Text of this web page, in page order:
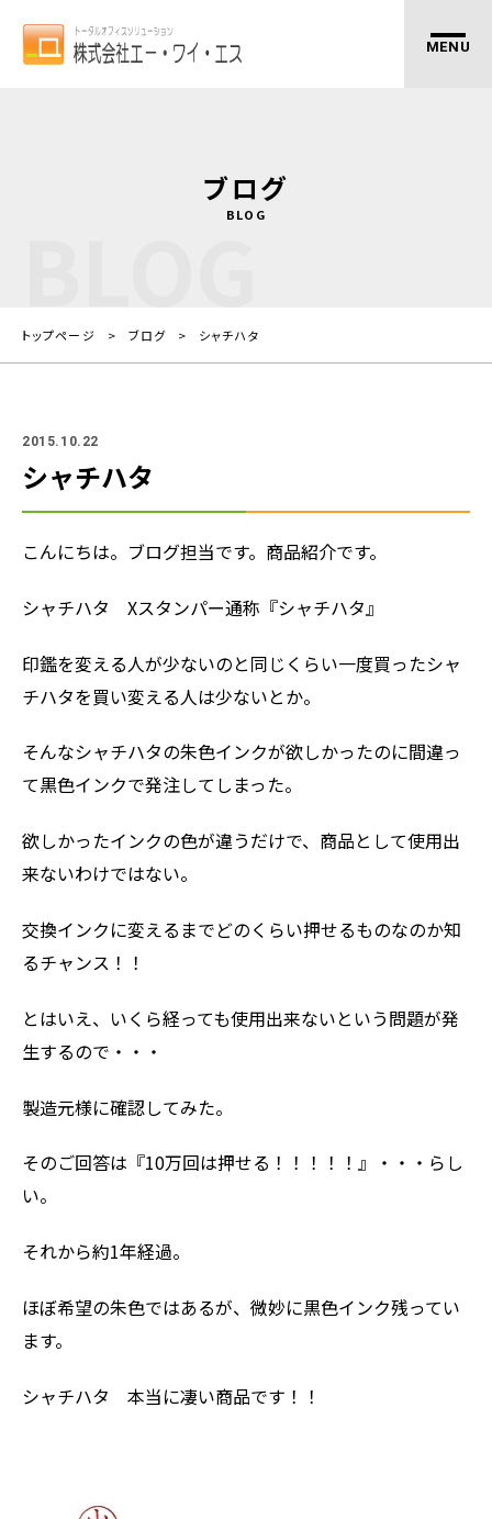
ブログ
BLOG
トップページ ブログ シャチハタ
2015.10.22
シャチハタ
こんにちは。ブログ担当です。商品紹介です。
シャチハタ Xスタンパー通称『シャチハタ』
印鑑を変える人が少ないのと同じくらい一度買ったシャ
チハタを買い変える人は少ないとか。
そんなシャチハタの朱色インクが欲しかったのに間違っ
て黒色インクで発注してしまった。
欲しかったインクの色が違うだけで、商品として使用出
来ないわけではない。
交換インクに変えるまでどのくらい押せるものなのか知
るチャンス！！
とはいえ、いくら経っても使用出来ないという問題が発
生するので・・・
製造元様に確認してみた。
そのご回答は『10万回は押せる！！！！！』・・・らし
い。
それから約1年経過。
ほぼ希望の朱色ではあるが、微妙に黒色インク残ってい
ます。
シャチハタ 本当に凄い商品です！！